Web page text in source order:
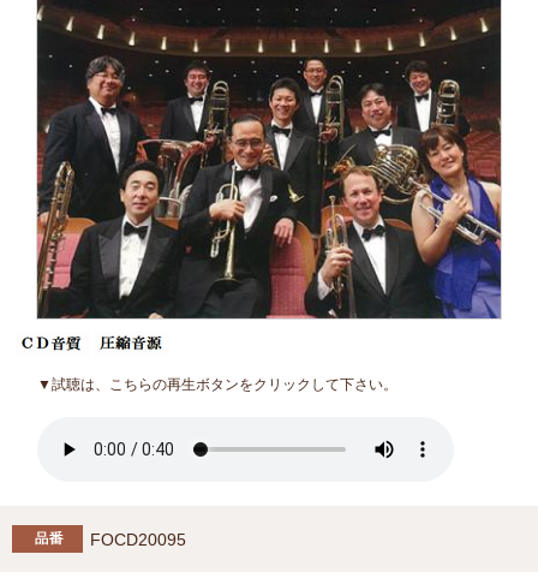
▼試聴は、こちらの再生ボタンをクリックして下さい。
FOCD20095